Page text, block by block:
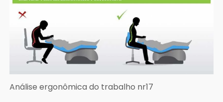
Análise ergonômica do trabalho nr17